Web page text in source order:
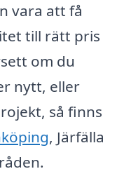
vara att få
till rätt pris
om du
nytt, eller
så finns
, Järfälla